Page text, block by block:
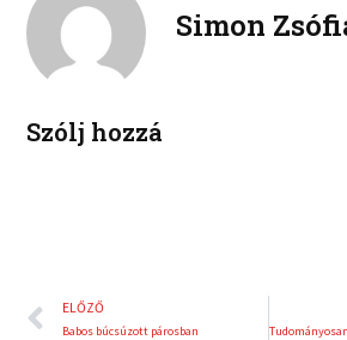
e
Simon
Szólj hozzá
Előző
ELŐZŐ
Babos búcsúzott párosban